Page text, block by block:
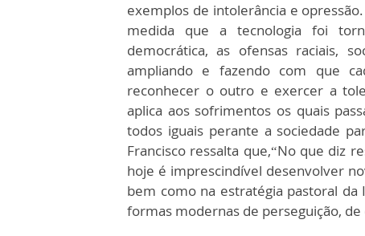
exemplos de intolerância e
medida que a tecnologia foi
democrática, as ofensas raciais,
ampliando e fazendo com que
reconhecer o outro e exercer a
aplica aos sofrimentos os quais
todos iguais perante a sociedade
Francisco ressalta que,“No que diz
hoje é imprescindível desenvolver
bem como na estratégia pastoral
formas modernas de perseguição, de